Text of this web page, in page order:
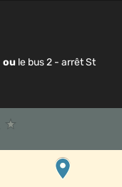
ou le bus 2 - arrêt St